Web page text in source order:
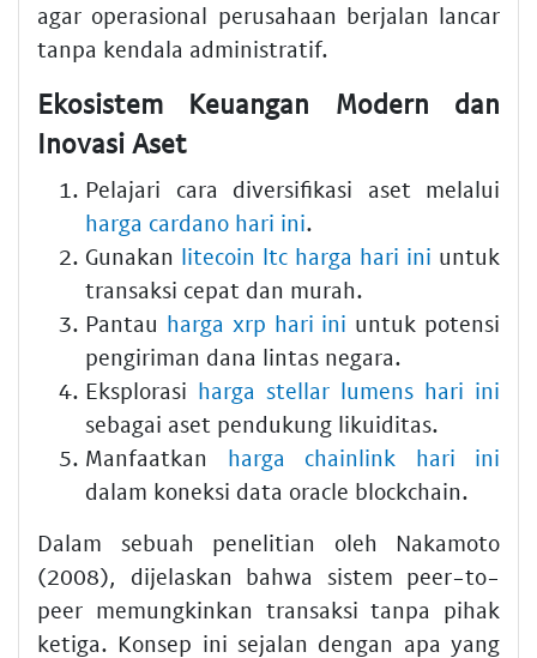
agar operasional perusahaan berjalan lancar
tanpa kendala administratif.
Ekosistem Keuangan Modern dan
Inovasi Aset
Pelajari cara diversifikasi aset melalui
harga cardano hari ini.
Gunakan litecoin ltc harga hari ini untuk
transaksi cepat dan murah.
Pantau harga xrp hari ini untuk potensi
pengiriman dana lintas negara.
Eksplorasi harga stellar lumens hari ini
sebagai aset pendukung likuiditas.
Manfaatkan harga chainlink hari ini
dalam koneksi data oracle blockchain.
Dalam sebuah penelitian oleh Nakamoto
(2008), dijelaskan bahwa sistem peer-to-
peer memungkinkan transaksi tanpa pihak
ketiga. Konsep ini sejalan dengan apa yang